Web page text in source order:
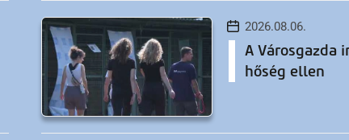
2026.08.06.
A Városgazda
hőség ellen